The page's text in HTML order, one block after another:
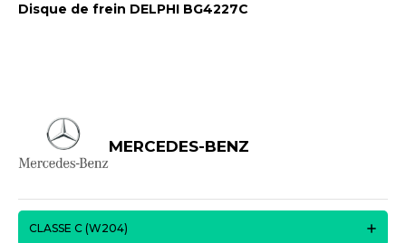
Disque de frein DELPHI BG4227C
MERCEDES-BENZ
CLASSE C (W204)